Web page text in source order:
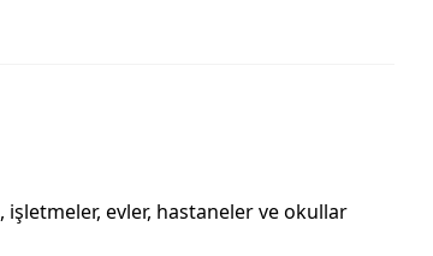
, işletmeler, evler, hastaneler ve okullar